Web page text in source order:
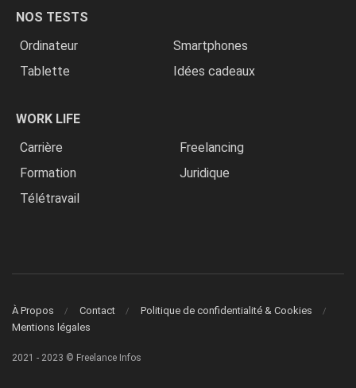
NOS TESTS
Ordinateur
Smartphones
Tablette
Idées cadeaux
WORK LIFE
Carrière
Freelancing
Formation
Juridique
Télétravail
À Propos Contact
Politique de confidentialité & Cookies
Mentions légales
2021 - 2023 © Freelance Infos